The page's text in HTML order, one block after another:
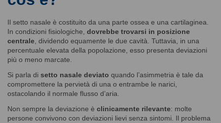
Il setto nasale è costituito da una parte ossea e una cartilaginea.
In condizioni fisiologiche, dovrebbe trovarsi in posizione
centrale , dividendo equamente le due cavità. Tuttavia, in una
percentuale elevata della popolazione, esso presenta deviazioni
più o meno marcate.
Si parla di setto nasale deviato quando l’asimmetria è tale da
compromettere la pervietà di una o entrambe le narici,
ostacolando il normale flusso d’aria.
Non sempre la deviazione è clinicamente rilevante: molte
persone convivono con deviazioni lievi senza sintomi. Il problema